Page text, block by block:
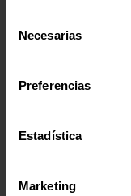
Necesarias
Preferencias
Estadística
Marketing